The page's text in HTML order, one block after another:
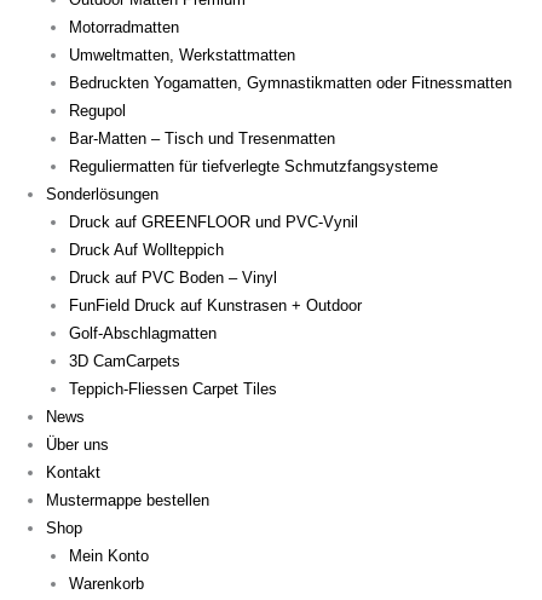
Motorradmatten
Umweltmatten, Werkstattmatten
Bedruckten Yogamatten, Gymnastikmatten oder Fitnessmatten
Regupol
Bar-Matten – Tisch und Tresenmatten
Reguliermatten für tiefverlegte Schmutzfangsysteme
Sonderlösungen
Druck auf GREENFLOOR und PVC-Vynil
Druck Auf Wollteppich
Druck auf PVC Boden – Vinyl
FunField Druck auf Kunstrasen + Outdoor
Golf-Abschlagmatten
3D CamCarpets
Teppich-Fliessen Carpet Tiles
News
Über uns
Kontakt
Mustermappe bestellen
Shop
Mein Konto
Warenkorb